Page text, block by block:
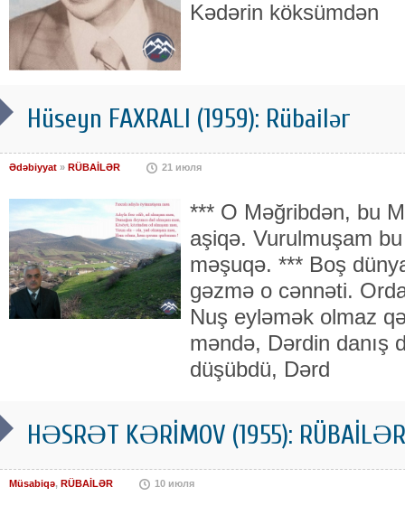
Kədərin köksümdən
Hüseyn FAXRALI (1959): Rübailər
Ədəbiyyat » RÜBAİLƏR 21 июля
*** O Məğribdən, bu
aşiqə. Vurulmuşam
məşuqə. *** Boş
gəzmə o cənnəti.
Nuş eyləmək olmaz
məndə, Dərdin danış
düşübdü, Dərd
HƏSRƏT KƏRİMOV (1955): RÜBAİLƏR
Müsabiqə, RÜBAİLƏR 10 июля